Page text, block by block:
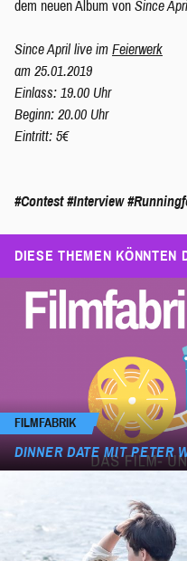
dem neuen Album von Since
Since April live im Feierwerk
am 25.01.2019
Einlass: 19.00 Uhr
Beginn: 20.00 Uhr
Eintritt: 5€
#Contest #Interview
DIESE THEMEN KÖNNTEN
FILMFABRIK
DINNER DATE MIT PETER